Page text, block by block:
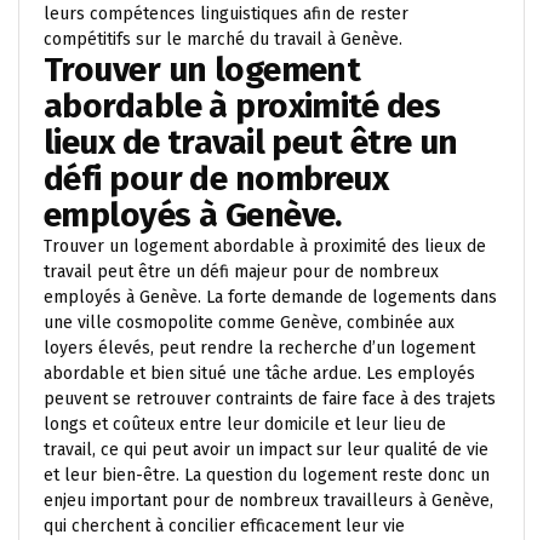
leurs compétences linguistiques afin de rester
compétitifs sur le marché du travail à Genève.
Trouver un logement
abordable à proximité des
lieux de travail peut être un
défi pour de nombreux
employés à Genève.
Trouver un logement abordable à proximité des lieux de
travail peut être un défi majeur pour de nombreux
employés à Genève. La forte demande de logements dans
une ville cosmopolite comme Genève, combinée aux
loyers élevés, peut rendre la recherche d’un logement
abordable et bien situé une tâche ardue. Les employés
peuvent se retrouver contraints de faire face à des trajets
longs et coûteux entre leur domicile et leur lieu de
travail, ce qui peut avoir un impact sur leur qualité de vie
et leur bien-être. La question du logement reste donc un
enjeu important pour de nombreux travailleurs à Genève,
qui cherchent à concilier efficacement leur vie